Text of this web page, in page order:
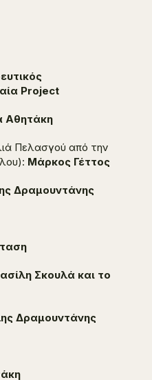
Project
Αθητάκη
Πελασγού από την
Μάρκος Γέττος
Δραμουντάνης
Σκουλά και το
Δραμουντάνης